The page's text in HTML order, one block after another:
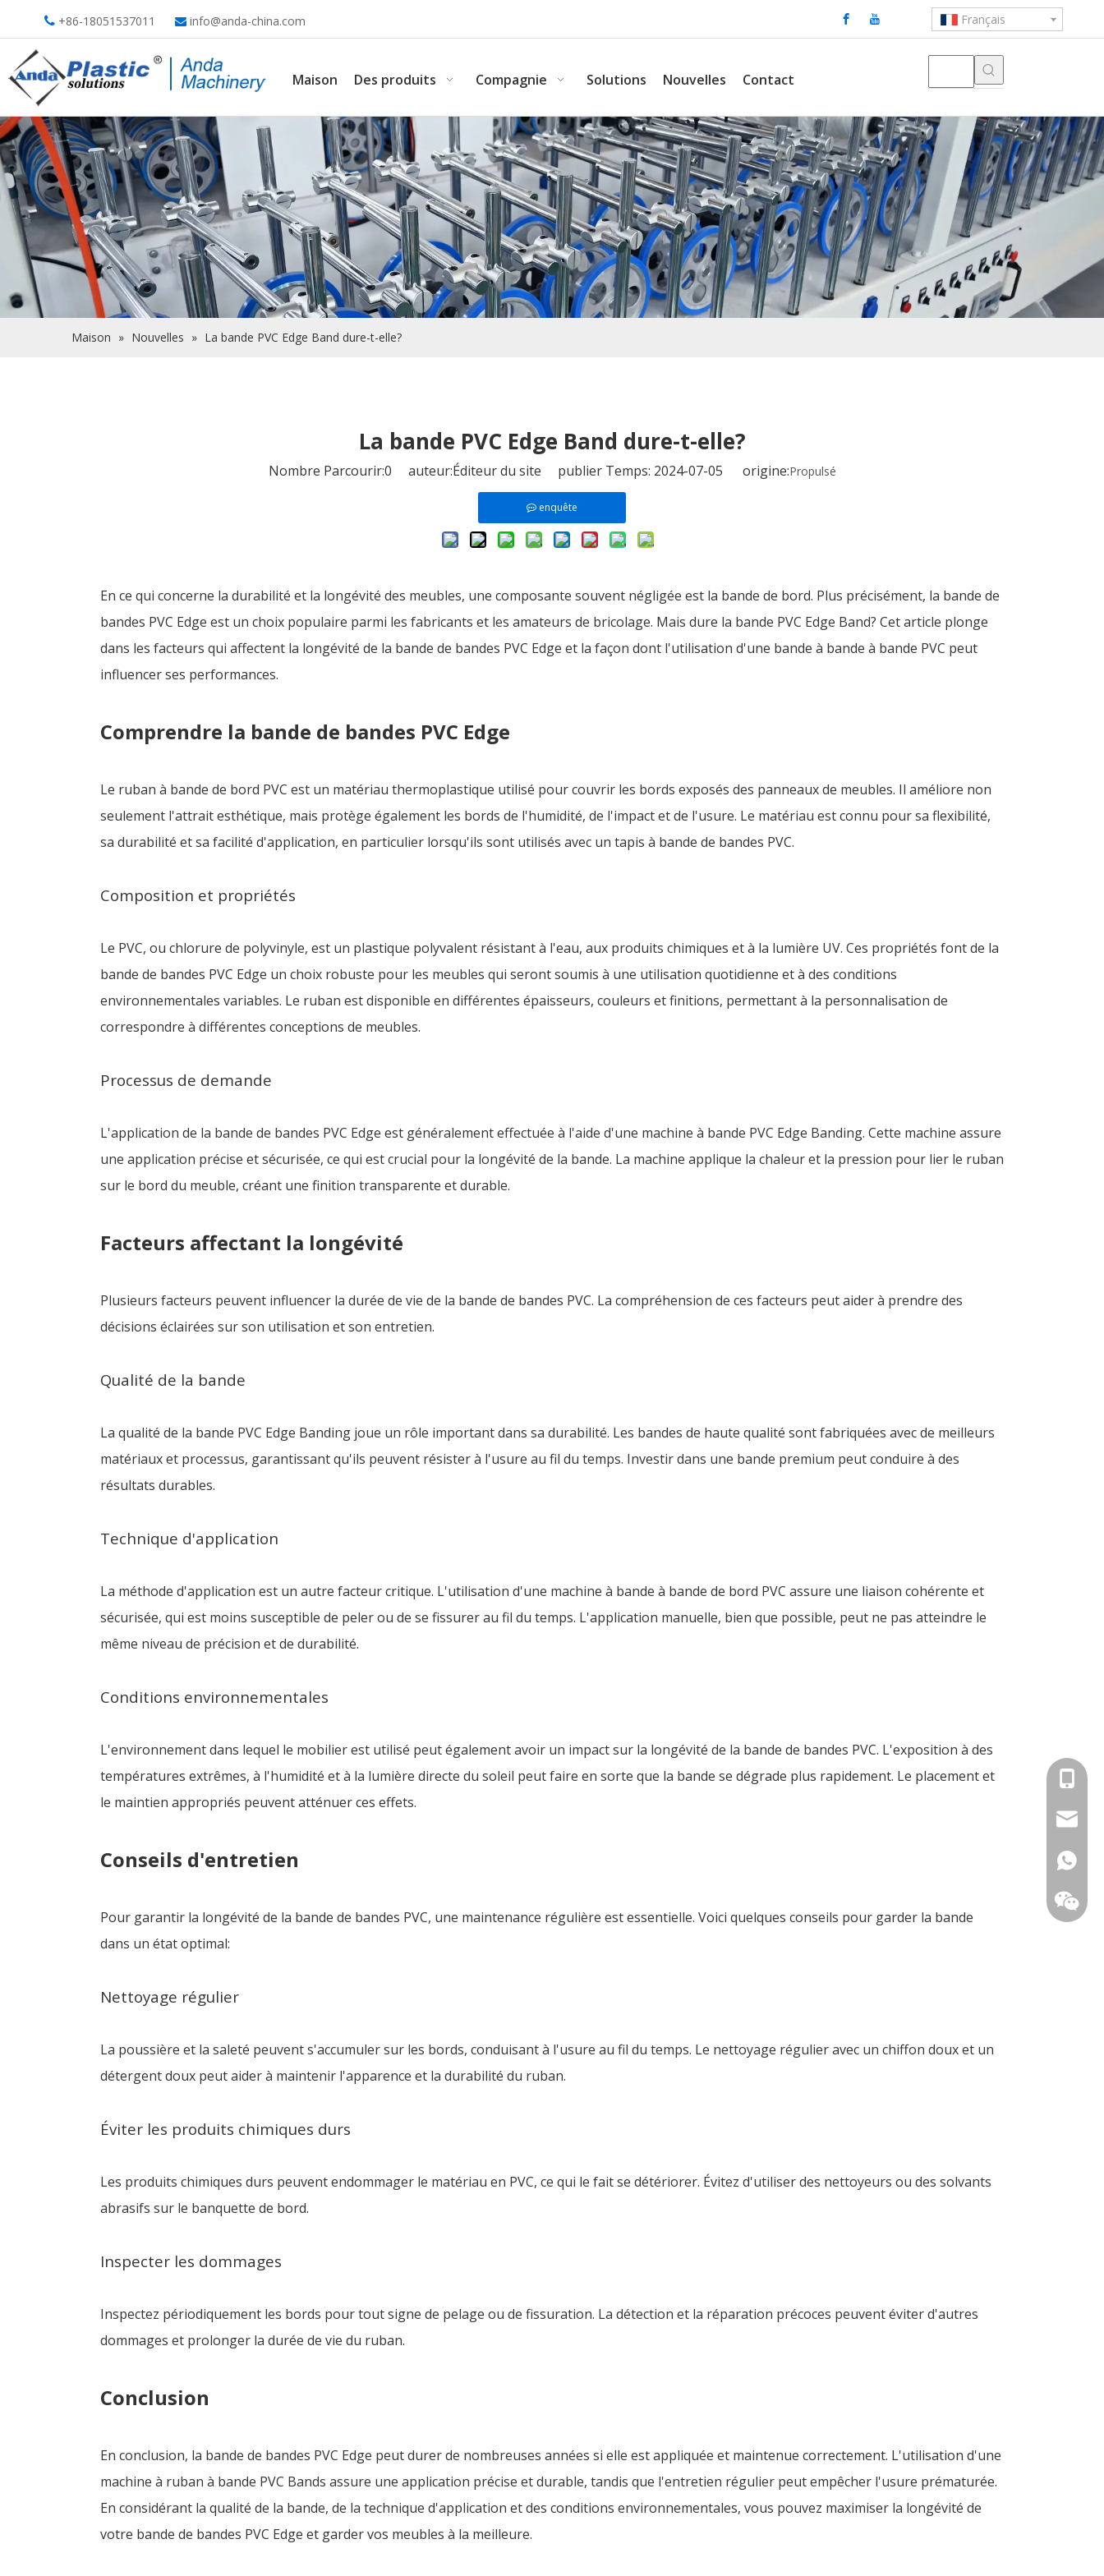
 +86-18051537011  info@anda-china.com Français
Maison Des produits Compagnie Solutions Nouvelles Contact
Maison » Nouvelles » La bande PVC Edge Band dure-t-elle?
La bande PVC Edge Band dure-t-elle?
Nombre Parcourir:0 auteur:Éditeur du site publier Temps: 2024-07-05 origine:Propulsé
enquête
En ce qui concerne la durabilité et la longévité des meubles, une composante souvent négligée est la bande de bord. Plus précisément, la bande de
bandes PVC Edge est un choix populaire parmi les fabricants et les amateurs de bricolage. Mais dure la bande PVC Edge Band? Cet article plonge
dans les facteurs qui affectent la longévité de la bande de bandes PVC Edge et la façon dont l'utilisation d'une bande à bande à bande PVC peut
influencer ses performances.
Comprendre la bande de bandes PVC Edge
Le ruban à bande de bord PVC est un matériau thermoplastique utilisé pour couvrir les bords exposés des panneaux de meubles. Il améliore non
seulement l'attrait esthétique, mais protège également les bords de l'humidité, de l'impact et de l'usure. Le matériau est connu pour sa flexibilité,
sa durabilité et sa facilité d'application, en particulier lorsqu'ils sont utilisés avec un tapis à bande de bandes PVC.
Composition et propriétés
Le PVC, ou chlorure de polyvinyle, est un plastique polyvalent résistant à l'eau, aux produits chimiques et à la lumière UV. Ces propriétés font de la
bande de bandes PVC Edge un choix robuste pour les meubles qui seront soumis à une utilisation quotidienne et à des conditions
environnementales variables. Le ruban est disponible en différentes épaisseurs, couleurs et finitions, permettant à la personnalisation de
correspondre à différentes conceptions de meubles.
Processus de demande
L'application de la bande de bandes PVC Edge est généralement effectuée à l'aide d'une machine à bande PVC Edge Banding. Cette machine assure
une application précise et sécurisée, ce qui est crucial pour la longévité de la bande. La machine applique la chaleur et la pression pour lier le ruban
sur le bord du meuble, créant une finition transparente et durable.
Facteurs affectant la longévité
Plusieurs facteurs peuvent influencer la durée de vie de la bande de bandes PVC. La compréhension de ces facteurs peut aider à prendre des
décisions éclairées sur son utilisation et son entretien.
Qualité de la bande
La qualité de la bande PVC Edge Banding joue un rôle important dans sa durabilité. Les bandes de haute qualité sont fabriquées avec de meilleurs
matériaux et processus, garantissant qu'ils peuvent résister à l'usure au fil du temps. Investir dans une bande premium peut conduire à des
résultats durables.
Technique d'application
La méthode d'application est un autre facteur critique. L'utilisation d'une machine à bande à bande de bord PVC assure une liaison cohérente et
sécurisée, qui est moins susceptible de peler ou de se fissurer au fil du temps. L'application manuelle, bien que possible, peut ne pas atteindre le
même niveau de précision et de durabilité.
Conditions environnementales
L'environnement dans lequel le mobilier est utilisé peut également avoir un impact sur la longévité de la bande de bandes PVC. L'exposition à des
températures extrêmes, à l'humidité et à la lumière directe du soleil peut faire en sorte que la bande se dégrade plus rapidement. Le placement et
le maintien appropriés peuvent atténuer ces effets.
Conseils d'entretien
Pour garantir la longévité de la bande de bandes PVC, une maintenance régulière est essentielle. Voici quelques conseils pour garder la bande
dans un état optimal:
Nettoyage régulier
La poussière et la saleté peuvent s'accumuler sur les bords, conduisant à l'usure au fil du temps. Le nettoyage régulier avec un chiffon doux et un
détergent doux peut aider à maintenir l'apparence et la durabilité du ruban.
Éviter les produits chimiques durs
Les produits chimiques durs peuvent endommager le matériau en PVC, ce qui le fait se détériorer. Évitez d'utiliser des nettoyeurs ou des solvants
abrasifs sur le banquette de bord.
Inspecter les dommages
Inspectez périodiquement les bords pour tout signe de pelage ou de fissuration. La détection et la réparation précoces peuvent éviter d'autres
dommages et prolonger la durée de vie du ruban.
Conclusion
En conclusion, la bande de bandes PVC Edge peut durer de nombreuses années si elle est appliquée et maintenue correctement. L'utilisation d'une
machine à ruban à bande PVC Bands assure une application précise et durable, tandis que l'entretien régulier peut empêcher l'usure prématurée.
En considérant la qualité de la bande, de la technique d'application et des conditions environnementales, vous pouvez maximiser la longévité de
votre bande de bandes PVC Edge et garder vos meubles à la meilleure.
+86-
+86-